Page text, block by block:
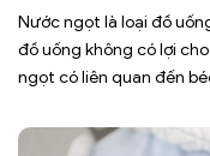
Nước ngọt là loại đồ
đồ uống không có lợi
ngọt có liên quan đến
chỉ […]